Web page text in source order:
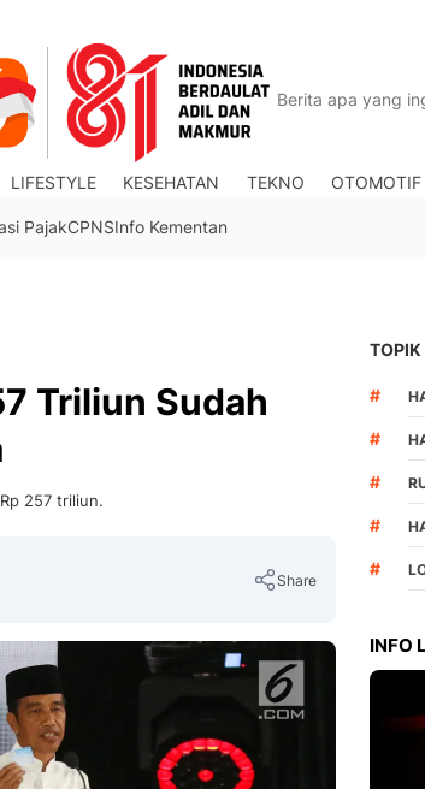
LIFESTYLE KESEHATAN TEKNO OTOMOTIF
PajakCPNSInfo Kementan
Triliun Sudah
257 triliun.
Share
Copy Link
TOPIK
#
#
#
#
#
INFO